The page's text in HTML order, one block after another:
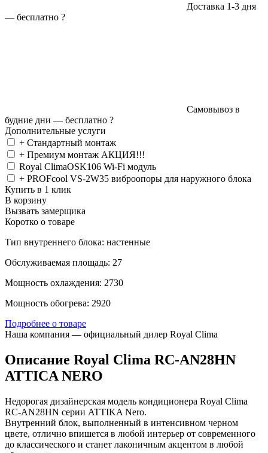
Доставка 1-3 дня
— бесплатно ?
Самовывоз в
будние дни — бесплатно ?
Дополнительные услуги
+ Стандартный монтаж
+ Премиум монтаж АКЦИЯ!!!
Royal ClimaOSK106 Wi-Fi модуль
+ PROFcool VS-2W35 виброопоры для наружного блока
Купить в 1 клик
В корзину
Вызвать замерщика
Коротко о товаре
Тип внутреннего блока: настенные
Обслуживаемая площадь: 27
Мощность охлаждения: 2730
Мощность обогрева: 2920
Подробнее о товаре
Наша компания — официальный дилер Royal Clima
Описание Royal Clima RC-AN28HN
ATTICA NERO
Недорогая дизайнерская модель кондиционера Royal Clima
RC-AN28HN серии ATTIKA Nero.
Внутренний блок, выполненный в интенсивном черном
цвете, отлично впишется в любой интерьер от современного
до классического и станет лаконичным акцентом в любой